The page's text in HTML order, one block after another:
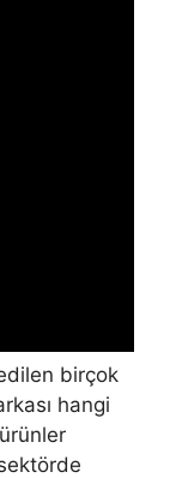
birçok
hangi